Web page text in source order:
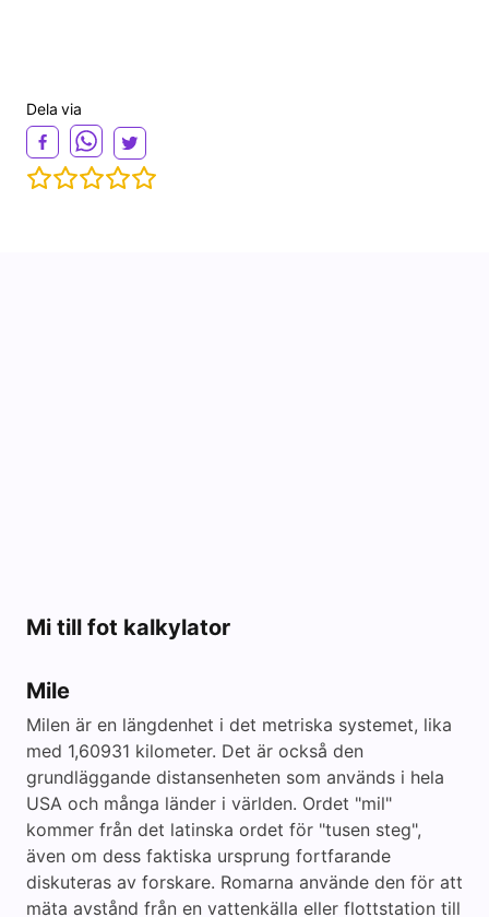
Dela via
Mi till fot kalkylator
Mile
Milen är en längdenhet i det metriska systemet, lika
med 1,60931 kilometer. Det är också den
grundläggande distansenheten som används i hela
USA och många länder i världen. Ordet "mil"
kommer från det latinska ordet för "tusen steg",
även om dess faktiska ursprung fortfarande
diskuteras av forskare. Romarna använde den för att
mäta avstånd från en vattenkälla eller flottstation till